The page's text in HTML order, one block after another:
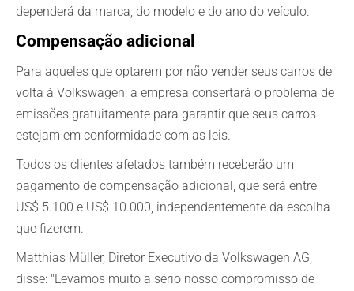
dependerá da marca, do modelo e do ano do veículo.
Compensação adicional
Para aqueles que optarem por não vender seus carros de
volta à Volkswagen, a empresa consertará o problema de
emissões gratuitamente para garantir que seus carros
estejam em conformidade com as leis.
Todos os clientes afetados também receberão um
pagamento de compensação adicional, que será entre
US$ 5.100 e US$ 10.000, independentemente da escolha
que fizerem.
Matthias Müller, Diretor Executivo da Volkswagen AG,
disse: "Levamos muito a sério nosso compromisso de